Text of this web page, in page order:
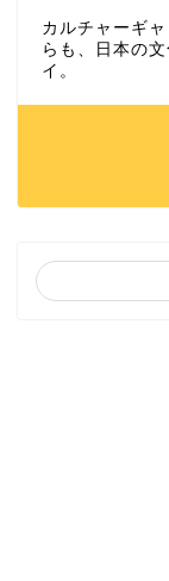
カルチャーギ
らも、日本の
イ。